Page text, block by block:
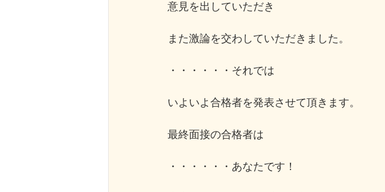
意見を出していただき
また激論を交わしていただきました。
・・・・・・それでは
いよいよ合格者を発表させて頂きます。
最終面接の合格者は
・・・・・・あなたです！